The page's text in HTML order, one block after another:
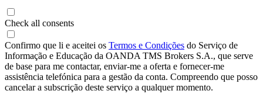
Check all consents
Confirmo que li e aceitei os Termos e Condições do Serviço de
Informação e Educação da OANDA TMS Brokers S.A., que serve
de base para me contactar, enviar-me a oferta e fornecer-me
assistência telefónica para a gestão da conta. Compreendo que posso
cancelar a subscrição deste serviço a qualquer momento.